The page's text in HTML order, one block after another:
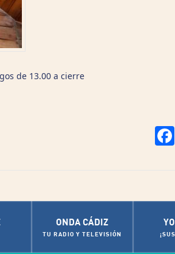
de 13.00 a cierre
ONDA CÁDIZ
TU RADIO Y TELEVISIÓN